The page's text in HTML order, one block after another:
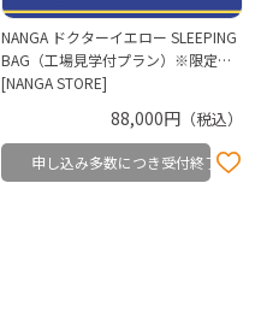
NANGA ドクターイエロー SLEEPING
BAG（工場見学付プラン）※限定…
[NANGA STORE]
88,000円 （税込）
申し込み多数につき受付終了